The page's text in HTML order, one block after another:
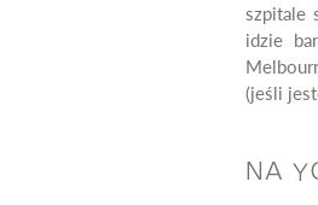
szpitale
idzie
(jeśli
NA